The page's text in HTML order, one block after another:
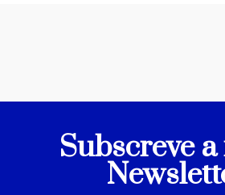
Subscreve